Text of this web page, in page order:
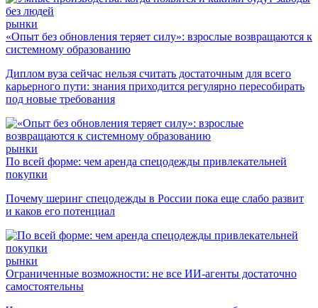
рынки
«Опыт без обновления теряет силу»: взрослые возвращаются к
системному образованию
Диплом вуза сейчас нельзя считать достаточным для всего
карьерного пути: знания приходится регулярно пересобирать
под новые требования
рынки
По всей форме: чем аренда спецодежды привлекательней
покупки
Почему шеринг спецодежды в России пока еще слабо развит
и каков его потенциал
рынки
Ограниченные возможности: не все ИИ-агенты достаточно
самостоятельны